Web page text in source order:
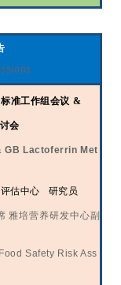
准工作组会议 &
会
GB Lactoferrin Met
评估中心 研究员
雅培营养研发中心副
Safety Risk Ass